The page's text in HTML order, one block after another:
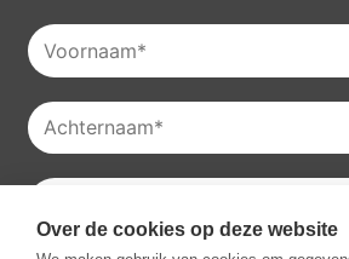
Je kan onzeprivacyverklaring
Over de cookies op deze website